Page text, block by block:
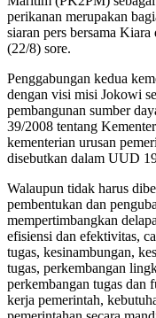
perikanan merupakan
siaran pers bersama
(22/8) sore.
Penggabungan kedua
dengan visi misi Jokowi
pembangunan sumber
39/2008 tentang
kementerian urusan
disebutkan dalam UUD
Walaupun tidak harus
pembentukan dan
mempertimbangkan
efisiensi dan efektivitas,
tugas, kesinambungan,
tugas, perkembangan
perkembangan tugas dan
kerja pemerintah,